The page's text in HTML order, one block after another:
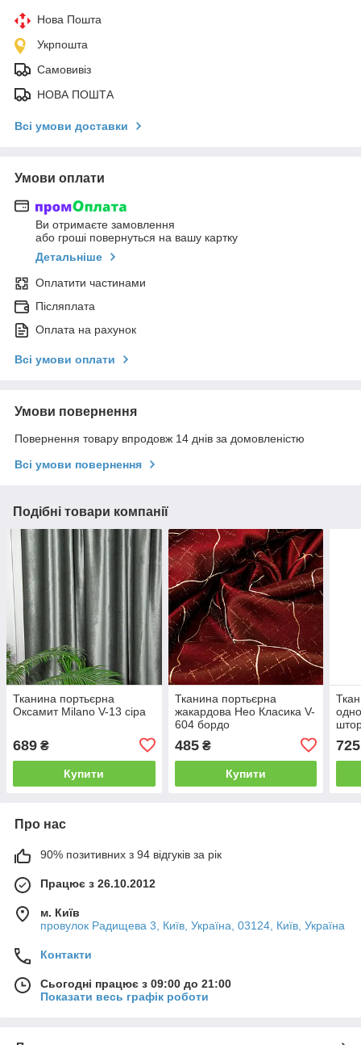
Нова Пошта
Укрпошта
Самовивіз
НОВА ПОШТА
Всі умови доставки
Умови оплати
Ви отримаєте замовлення
або гроші повернуться на вашу картку
Детальніше
Оплатити частинами
Післяплата
Оплата на рахунок
Всі умови оплати
Умови повернення
Повернення товару впродовж 14 днів за домовленістю
Всі умови повернення
Подібні товари компанії
Тканина портьєрна
Оксамит Milano V-13 сіра
689 ₴
Купити
Тканина портьєрна
жакардова Нео Класика V-
604 бордо
485₴
Купити
725
Про нас
90% позитивних з 94 відгуків за рік
Працює з 26.10.2012
м. Київ
провулок Радищева 3, Київ, Україна, 03124, Київ, Україна
Контакти
Сьогодні працює з 09:00 до 21:00
Показати весь графік роботи